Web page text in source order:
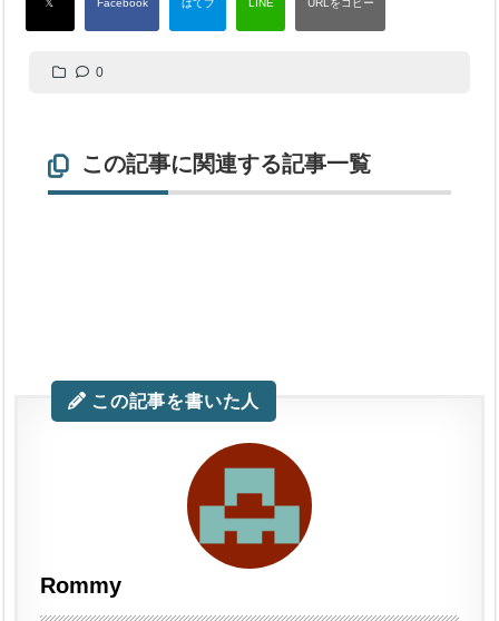
0
この記事に関連する記事一覧
この記事を書いた人
Rommy